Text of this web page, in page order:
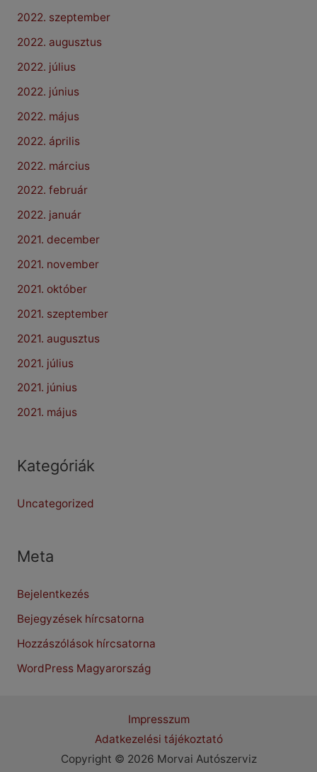
2022. szeptember
2022. augusztus
2022. július
2022. június
2022. május
2022. április
2022. március
2022. február
2022. január
2021. december
2021. november
2021. október
2021. szeptember
2021. augusztus
2021. július
2021. június
2021. május
Kategóriák
Uncategorized
Meta
Bejelentkezés
Bejegyzések hírcsatorna
Hozzászólások hírcsatorna
WordPress Magyarország
Impresszum
Adatkezelési tájékoztató
Copyright © 2026 Morvai Autószerviz